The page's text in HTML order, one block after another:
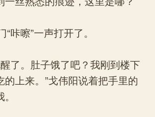
咔嚓”一声打开了。
了。肚子饿了吧？我刚到楼下
的上来。”戈伟阳说着把手里的